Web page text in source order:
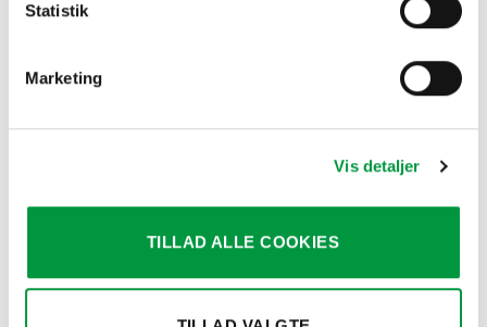
Statistik
Marketing
Vis detaljer
TILLAD ALLE COOKIES
AFSPÆRRINGSSYSTEMER
Afspærringssytem m/ 3 meter
kr.748,50
Afspærringsstander m/ 3 meter
kr.748,50